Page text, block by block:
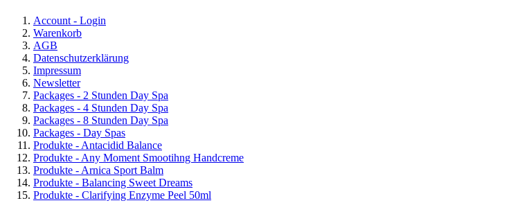
Account - Login
Warenkorb
AGB
Datenschutzerklärung
Impressum
Newsletter
Packages - 2 Stunden Day Spa
Packages - 4 Stunden Day Spa
Packages - 8 Stunden Day Spa
Packages - Day Spas
Produkte - Antacidid Balance
Produkte - Any Moment Smootihng Handcreme
Produkte - Arnica Sport Balm
Produkte - Balancing Sweet Dreams
Produkte - Clarifying Enzyme Peel 50ml